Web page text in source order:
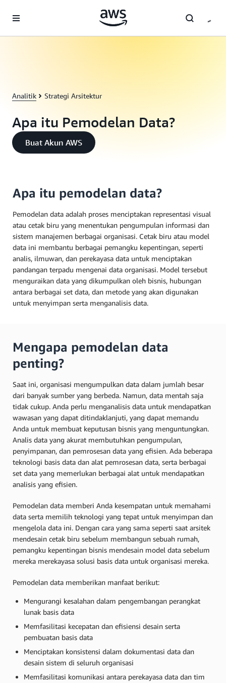
Analitik Strategi Arsitektur
Apa itu Pemodelan Data?
Buat Akun AWS
Apa itu pemodelan data?
Pemodelan data adalah proses menciptakan representasi visual
atau cetak biru yang menentukan pengumpulan informasi dan
sistem manajemen berbagai organisasi. Cetak biru atau model
data ini membantu berbagai pemangku kepentingan, seperti
analis, ilmuwan, dan perekayasa data untuk menciptakan
pandangan terpadu mengenai data organisasi. Model tersebut
menguraikan data yang dikumpulkan oleh bisnis, hubungan
antara berbagai set data, dan metode yang akan digunakan
untuk menyimpan serta menganalisis data.
Mengapa pemodelan data
penting?
Saat ini, organisasi mengumpulkan data dalam jumlah besar
dari banyak sumber yang berbeda. Namun, data mentah saja
tidak cukup. Anda perlu menganalisis data untuk mendapatkan
wawasan yang dapat ditindaklanjuti, yang dapat memandu
Anda untuk membuat keputusan bisnis yang menguntungkan.
Analis data yang akurat membutuhkan pengumpulan,
penyimpanan, dan pemrosesan data yang efisien. Ada beberapa
teknologi basis data dan alat pemrosesan data, serta berbagai
set data yang memerlukan berbagai alat untuk mendapatkan
analisis yang efisien.
Pemodelan data memberi Anda kesempatan untuk memahami
data serta memilih teknologi yang tepat untuk menyimpan dan
mengelola data ini. Dengan cara yang sama seperti saat arsitek
mendesain cetak biru sebelum membangun sebuah rumah,
pemangku kepentingan bisnis mendesain model data sebelum
mereka merekayasa solusi basis data untuk organisasi mereka.
Pemodelan data memberikan manfaat berikut:
Mengurangi kesalahan dalam pengembangan perangkat
lunak basis data
Memfasilitasi kecepatan dan efisiensi desain serta
pembuatan basis data
Menciptakan konsistensi dalam dokumentasi data dan
desain sistem di seluruh organisasi
Memfasilitasi komunikasi antara perekayasa data dan tim